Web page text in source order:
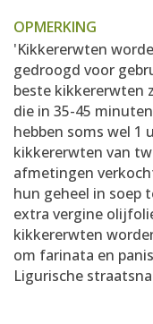
OPMERKING
'Kikkererwten
gedroogd voor
beste kikkererwten
die in 35-45
hebben soms wel 1
kikkererwten van
afmetingen
hun geheel in soep
extra vergine
kikkererwten
om farinata en
Ligurische